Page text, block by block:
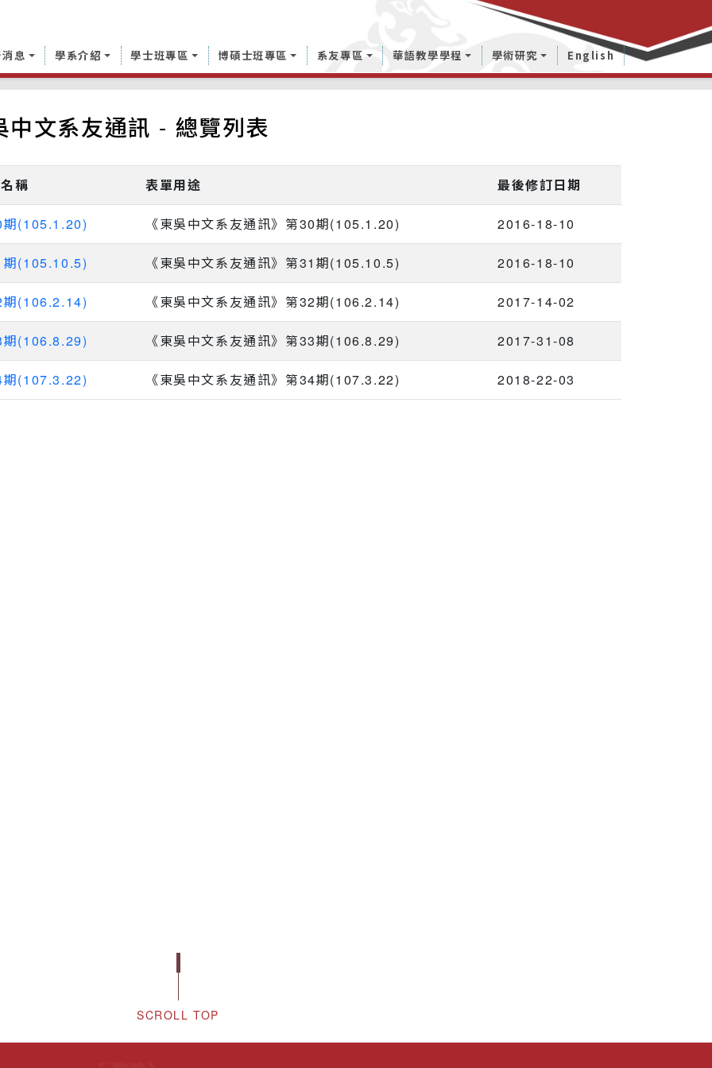
息 學系介紹 學士班專區 博碩士班專區 系友專區 華語教學學程 學術研究 English
中文系友通訊 - 總覽列表
稱 表單用途 最後修訂日期
期(105.1.20) 《東吳中文系友通訊》第30期(105.1.20) 2016-18-10
期(105.10.5) 《東吳中文系友通訊》第31期(105.10.5) 2016-18-10
期(106.2.14) 《東吳中文系友通訊》第32期(106.2.14) 2017-14-02
期(106.8.29) 《東吳中文系友通訊》第33期(106.8.29) 2017-31-08
期(107.3.22) 《東吳中文系友通訊》第34期(107.3.22) 2018-22-03
SCROLL TOP